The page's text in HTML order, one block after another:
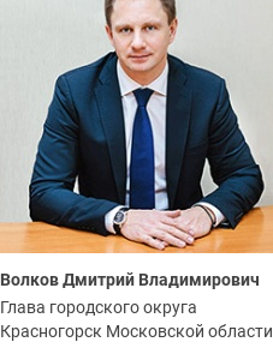
Волков Дмитрий Владимирович
Глава городского округа
Красногорск Московской области